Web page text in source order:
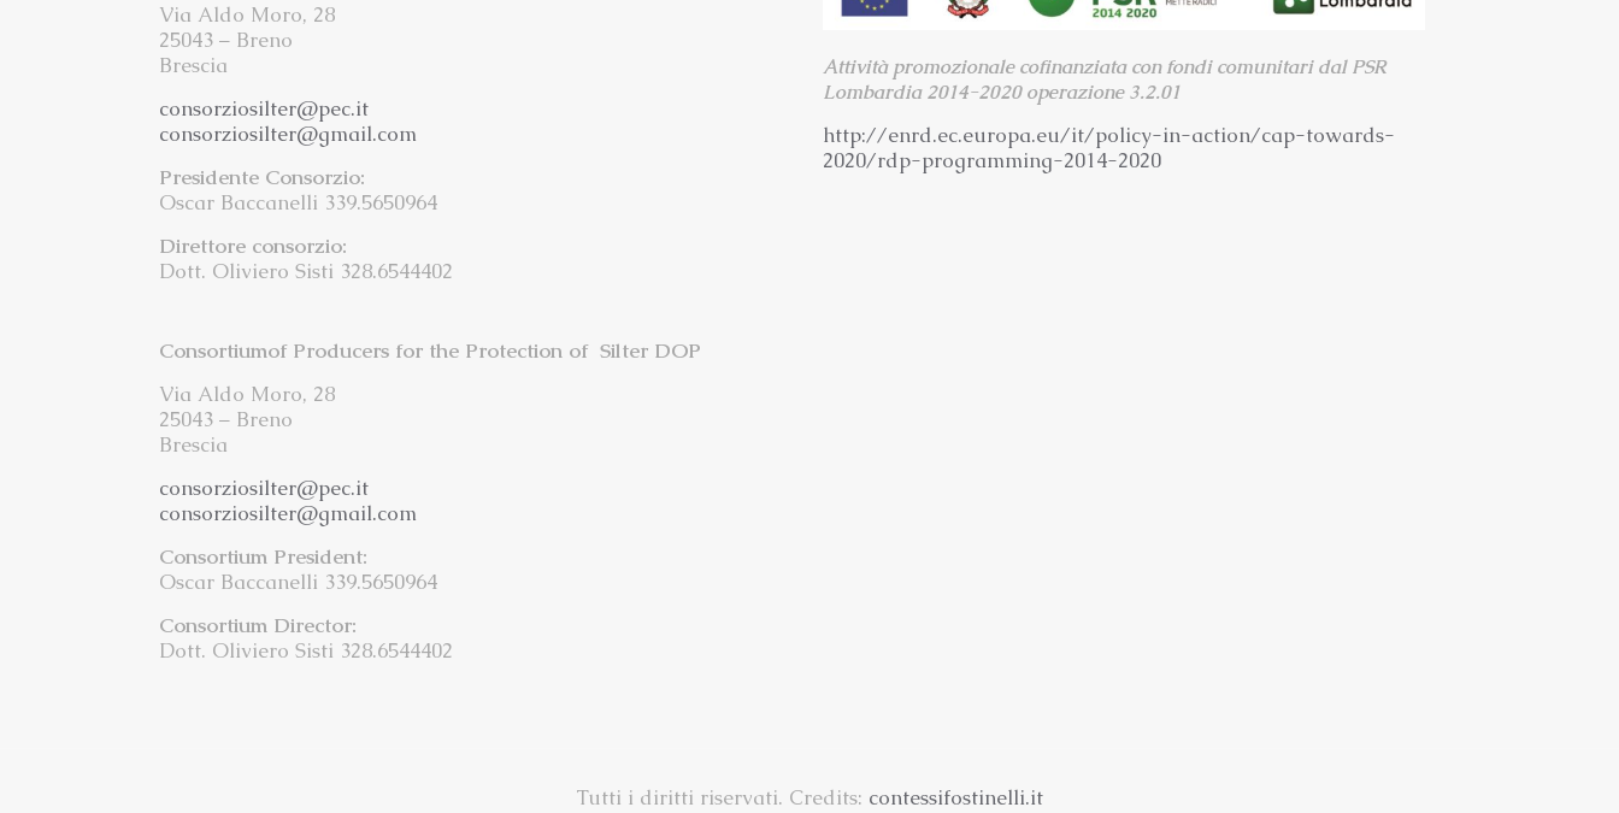
Via Aldo Moro, 28
25043 – Breno
Brescia
consorziosilter@pec.it
consorziosilter@gmail.com
Presidente Consorzio:
Oscar Baccanelli 339.5650964
Direttore consorzio:
Dott. Oliviero Sisti 328.6544402
Consortiumof Producers for the Protection of Silter DOP
Via Aldo Moro, 28
25043 – Breno
Brescia
consorziosilter@pec.it
consorziosilter@gmail.com
Consortium President:
Oscar Baccanelli 339.5650964
Consortium Director:
Dott. Oliviero Sisti 328.6544402
Attività promozionale cofinanziata con fondi comunitari dal PSR
Lombardia 2014-2020 operazione 3.2.01
http://enrd.ec.europa.eu/it/policy-in-action/cap-towards-
2020/rdp-programming-2014-2020
Tutti i diritti riservati. Credits: contessifostinelli.it